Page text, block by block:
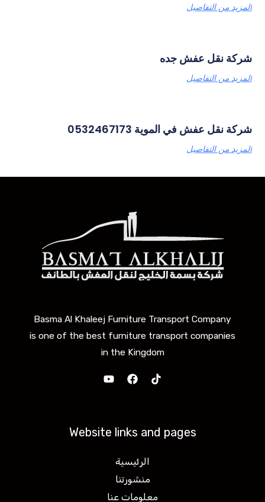
المزيد من التفاصيل
شركة نقل عفش جده
المزيد من التفاصيل
شركة نقل عفش في الموية 0532467173
المزيد من التفاصيل
Basma Al Khaleej Furniture Transport Company
is one of the best furniture transport companies
in the Kingdom
Website links and pages
الرئيسية
منشورتنا
معلومات عنا